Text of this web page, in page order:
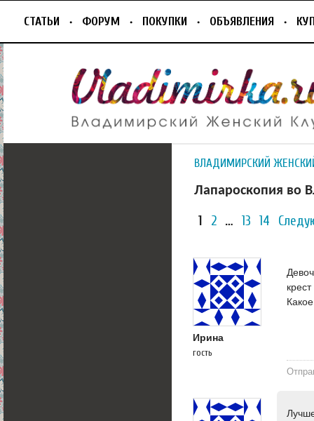
СТАТЬИ ФОРУМ ПОКУПКИ ОБЪЯВЛЕНИЯ
ВЛАДИМИРСКИЙ
Лапароскопия во
1 2 … 13 14
Ирина
гость